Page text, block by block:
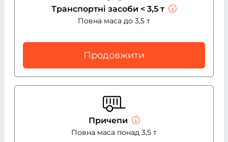
Транспортні засоби < 3,5 т
Повна маса до 3,5 т
Продовжити
Причепи
Повна маса понад 3,5 т